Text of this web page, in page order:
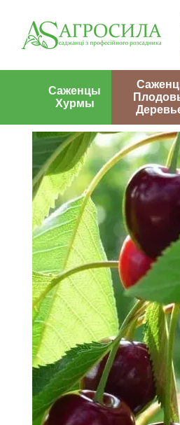
Саженцы
Хурмы